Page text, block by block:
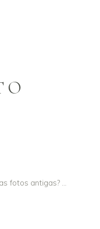
fotos antigas?